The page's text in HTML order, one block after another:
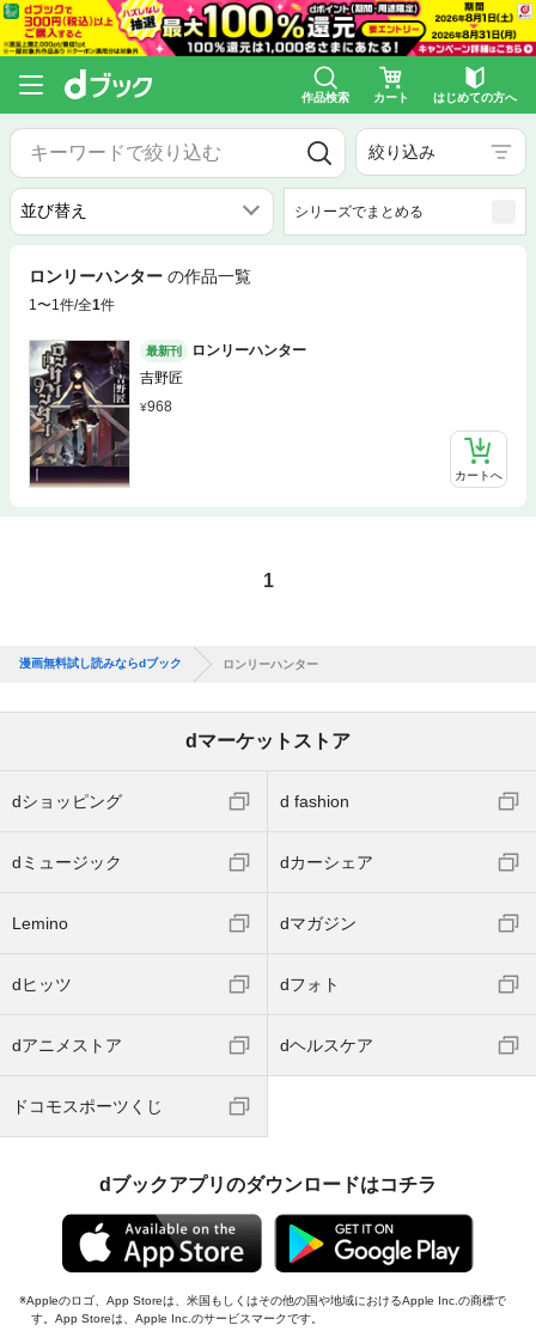
作品検索 カート はじめての方へ
絞り込み
シリーズでまとめる
ロンリーハンター の作品一覧
1〜1件/全1件
最新刊
ロンリーハンター
吉野匠
968
カートへ
1
漫画無料試し読みならdブック ロンリーハンター
dマーケットストア
dショッピング d fashion
dミュージック dカーシェア
Lemino dマガジン
dヒッツ dフォト
dアニメストア dヘルスケア
ドコモスポーツくじ
dブックアプリのダウンロードはコチラ
Appleのロゴ、App Storeは、米国もしくはその他の国や地域におけるApple Inc.の商標で
す。App Storeは、Apple Inc.のサービスマークです。